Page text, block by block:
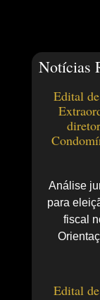
Notícias
Edital
Análise
para
fiscal
Edital